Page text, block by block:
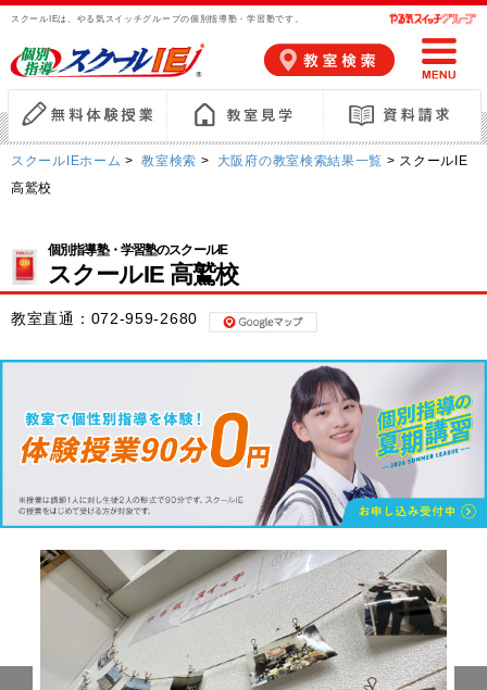
スクールIEは、やる気スイッチグループの個別指導塾・学習塾です。
スクールIEホーム > 教室検索 > 大阪府の教室検索結果一覧 > スクールIE
高鷲校
個別指導塾・学習塾のスクールIE
スクールIE 高鷲校
教室直通： 072-959-2680